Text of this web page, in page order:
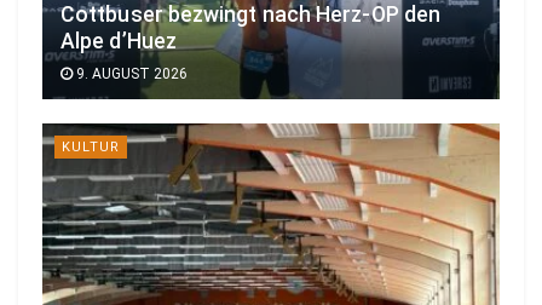
Cottbuser bezwingt nach Herz-OP den
Alpe d’Huez
9. AUGUST 2026
KULTUR